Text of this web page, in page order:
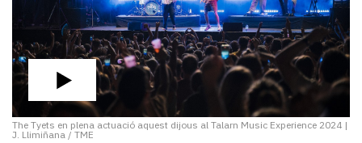
The Tyets en plena actuació aquest dijous al Talarn Music Experience 2024 |
J. Llimiñana / TME